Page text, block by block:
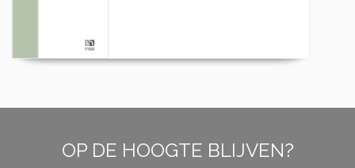
OP DE HOOGTE BLIJVEN?